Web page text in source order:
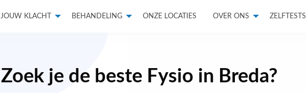
JOUW KLACHT BEHANDELING ONZE LOCATIES OVER ONS ZELFTESTS
Zoek je de beste Fysio in Breda?